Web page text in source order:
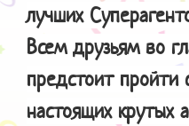
лучших
Всем друзьям во
предстоит пройти
настоящих крутых